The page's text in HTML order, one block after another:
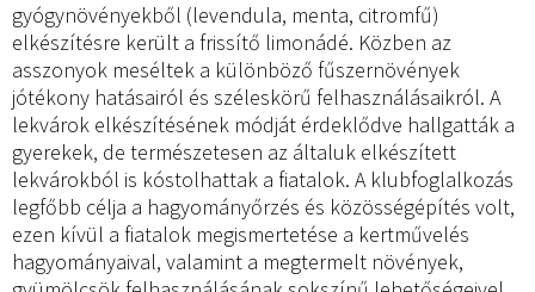
gyógynövényekből (levendula, menta, citromfű)
elkészítésre került a frissítő limonádé. Közben az
asszonyok meséltek a különböző fűszernövények
jótékony hatásairól és széleskörű felhasználásaikról. A
lekvárok elkészítésének módját érdeklődve hallgatták a
gyerekek, de természetesen az általuk elkészített
lekvárokból is kóstolhattak a fiatalok. A klubfoglalkozás
legfőbb célja a hagyományőrzés és közösségépítés volt,
ezen kívül a fiatalok megismertetése a kertművelés
hagyományaival, valamint a megtermelt növények,